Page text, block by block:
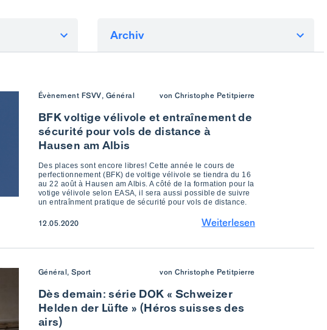
Archiv
Évènement FSVV, Général von Christophe Petitpierre
BFK voltige vélivole et entraînement de
sécurité pour vols de distance à
Hausen am Albis
Des places sont encore libres! Cette année le cours de
perfectionnement (BFK) de voltige vélivole se tiendra du 16
au 22 août à Hausen am Albis. A côté de la formation pour la
votige vélivole selon EASA, il sera aussi possible de suivre
un entraînment pratique de sécurité pour vols de distance.
12.05.2020 Weiterlesen
Général, Sport von Christophe Petitpierre
Dès demain: série DOK « Schweizer
Helden der Lüfte » (Héros suisses des
airs)